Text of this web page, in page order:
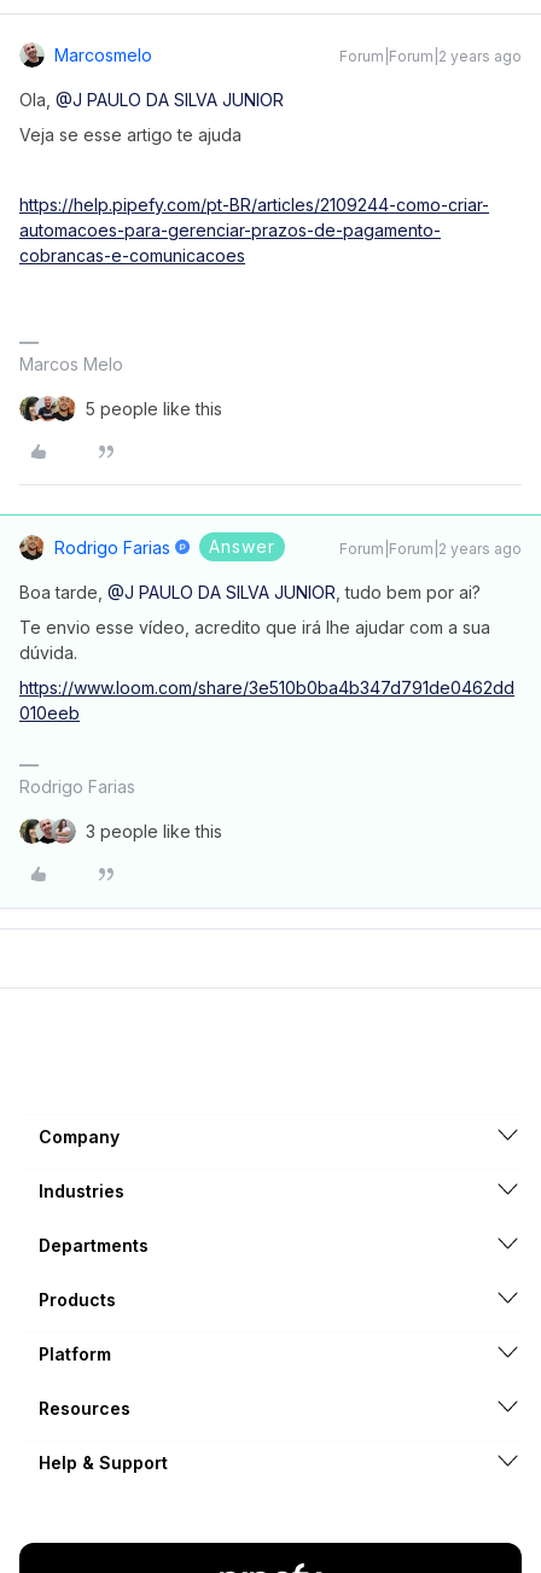
Marcosmelo Forum|Forum|2 years ago
Ola, @J PAULO DA SILVA JUNIOR
Veja se esse artigo te ajuda
https://help.pipefy.com/pt-BR/articles/2109244-como-criar-
automacoes-para-gerenciar-prazos-de-pagamento-
cobrancas-e-comunicacoes
Marcos Melo
5 people like this
Rodrigo Farias Answer Forum|Forum|2 years ago
Boa tarde, @J PAULO DA SILVA JUNIOR , tudo bem por ai?
Te envio esse vídeo, acredito que irá lhe ajudar com a sua
dúvida.
https://www.loom.com/share/3e510b0ba4b347d791de0462dd
010eeb
Rodrigo Farias
3 people like this
Company
Industries
Departments
Products
Platform
Resources
Help & Support